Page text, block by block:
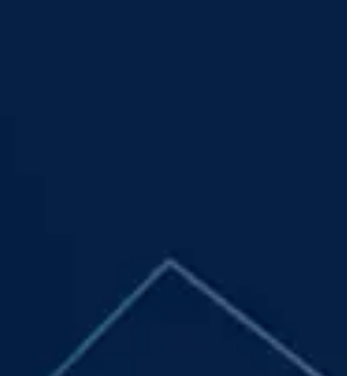
KIT DI
CORSI ONLINE PER